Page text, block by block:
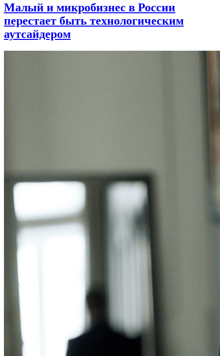
Малый и микробизнес в России
перестает быть технологическим
аутсайдером